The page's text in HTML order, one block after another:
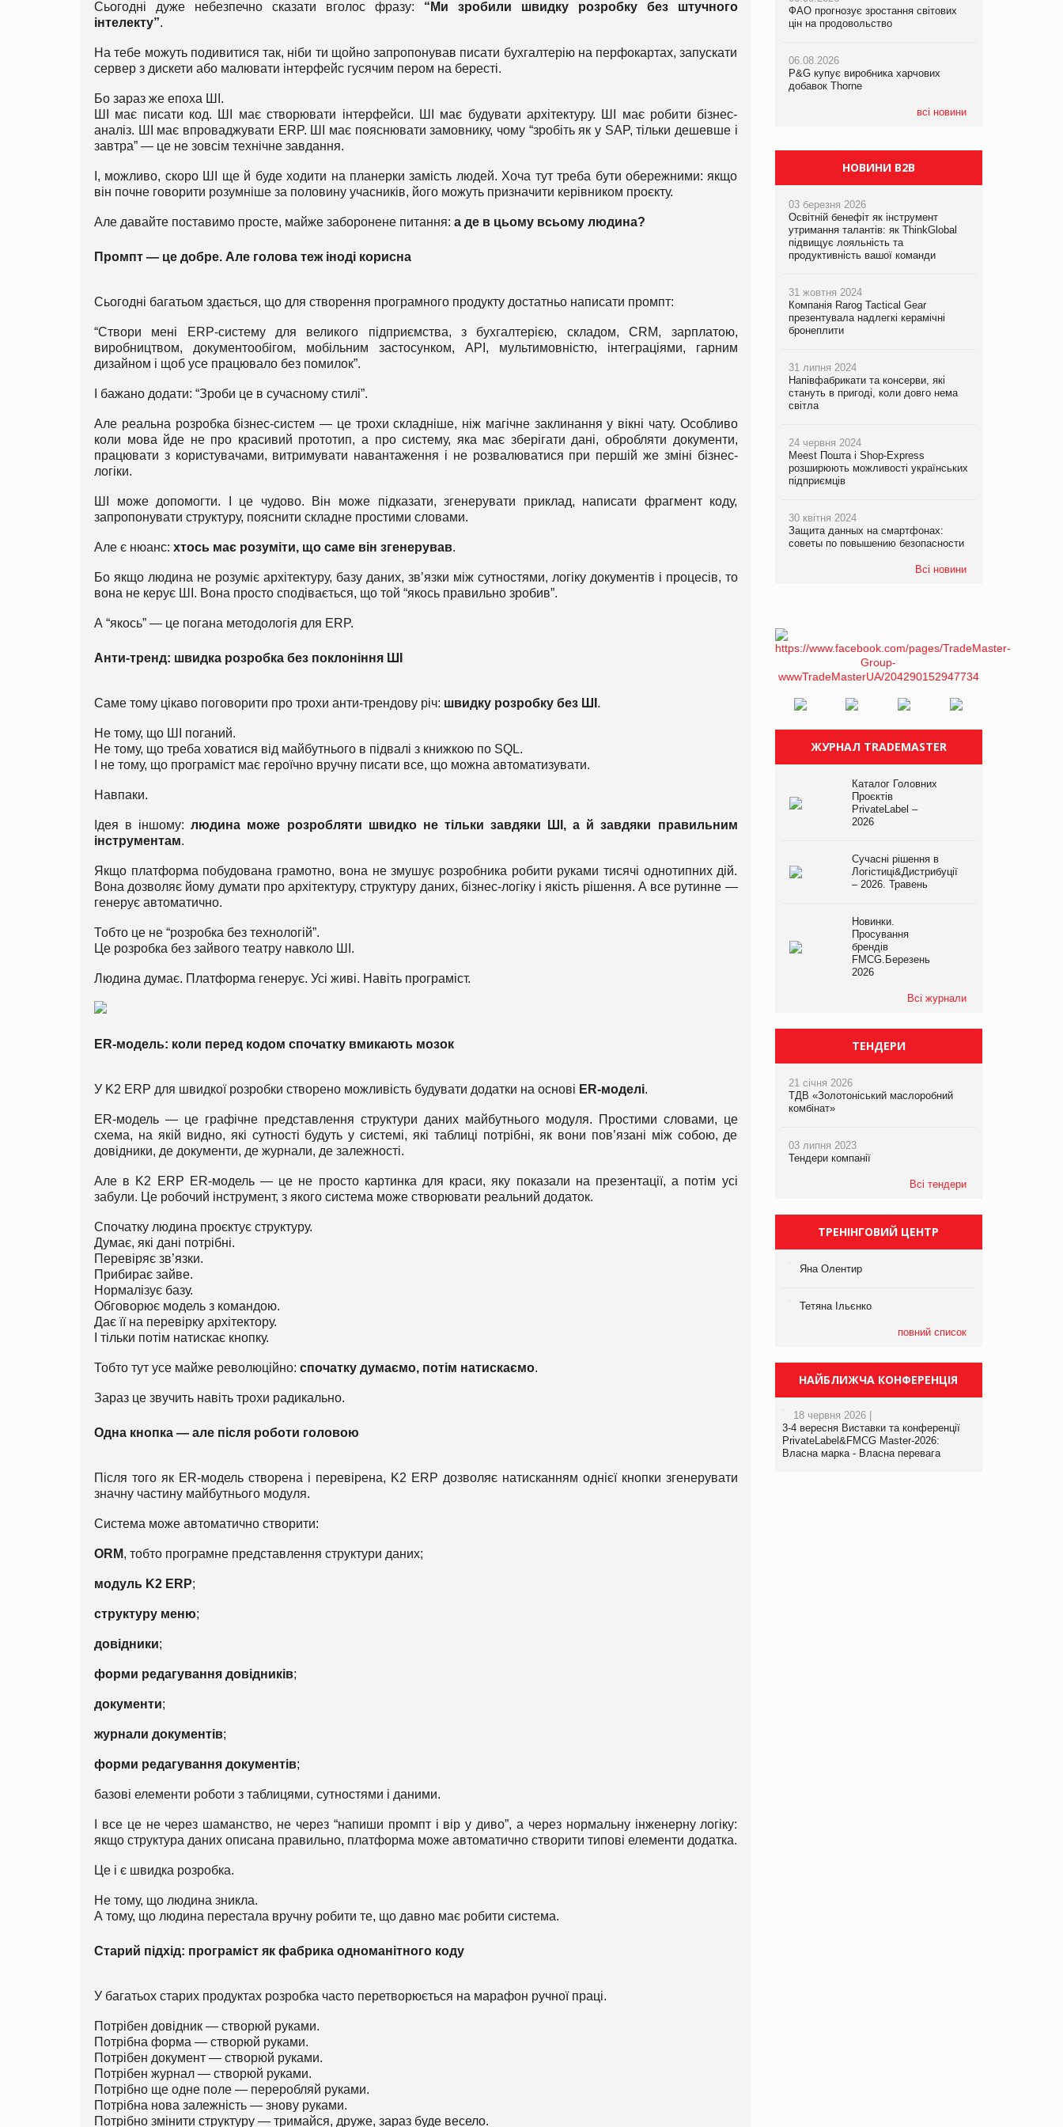
Сьогодні дуже небезпечно сказати вголос фразу: “Ми зробили швидку розробку без штучного
інтелекту”.
На тебе можуть подивитися так, ніби ти щойно запропонував писати бухгалтерію на перфокартах, запускати
сервер з дискети або малювати інтерфейс гусячим пером на бересті.
Бо зараз же епоха ШІ.
ШІ має писати код. ШІ має створювати інтерфейси. ШІ має будувати архітектуру. ШІ має робити бізнес-
аналіз. ШІ має впроваджувати ERP. ШІ має пояснювати замовнику, чому “зробіть як у SAP, тільки дешевше і
завтра” — це не зовсім технічне завдання.
І, можливо, скоро ШІ ще й буде ходити на планерки замість людей. Хоча тут треба бути обережними: якщо
він почне говорити розумніше за половину учасників, його можуть призначити керівником проєкту.
Але давайте поставимо просте, майже заборонене питання: а де в цьому всьому людина?
Промпт — це добре. Але голова теж іноді корисна
Сьогодні багатьом здається, що для створення програмного продукту достатньо написати промпт:
“Створи мені ERP-систему для великого підприємства, з бухгалтерією, складом, CRM, зарплатою,
виробництвом, документообігом, мобільним застосунком, API, мультимовністю, інтеграціями, гарним
дизайном і щоб усе працювало без помилок”.
І бажано додати: “Зроби це в сучасному стилі”.
Але реальна розробка бізнес-систем — це трохи складніше, ніж магічне заклинання у вікні чату. Особливо
коли мова йде не про красивий прототип, а про систему, яка має зберігати дані, обробляти документи,
працювати з користувачами, витримувати навантаження і не розвалюватися при першій же зміні бізнес-
логіки.
ШІ може допомогти. І це чудово. Він може підказати, згенерувати приклад, написати фрагмент коду,
запропонувати структуру, пояснити складне простими словами.
Але є нюанс: хтось має розуміти, що саме він згенерував.
Бо якщо людина не розуміє архітектуру, базу даних, зв’язки між сутностями, логіку документів і процесів, то
вона не керує ШІ. Вона просто сподівається, що той “якось правильно зробив”.
А “якось” — це погана методологія для ERP.
Анти-тренд: швидка розробка без поклоніння ШІ
Саме тому цікаво поговорити про трохи анти-трендову річ: швидку розробку без ШІ .
Не тому, що ШІ поганий.
Не тому, що треба ховатися від майбутнього в підвалі з книжкою по SQL.
І не тому, що програміст має героїчно вручну писати все, що можна автоматизувати.
Навпаки.
Ідея в іншому:людина може розробляти швидко не тільки завдяки ШІ, а й завдяки правильним
інструментам.
Якщо платформа побудована грамотно, вона не змушує розробника робити руками тисячі однотипних дій.
Вона дозволяє йому думати про архітектуру, структуру даних, бізнес-логіку і якість рішення. А все рутинне —
генерує автоматично.
Тобто це не “розробка без технологій”.
Це розробка без зайвого театру навколо ШІ.
Людина думає. Платформа генерує. Усі живі. Навіть програміст.
ER-модель: коли перед кодом спочатку вмикають мозок
У K2 ERP для швидкої розробки створено можливість будувати додатки на основі ER-моделі.
ER-модель — це графічне представлення структури даних майбутнього модуля. Простими словами, це
схема, на якій видно, які сутності будуть у системі, які таблиці потрібні, як вони пов’язані між собою, де
довідники, де документи, де журнали, де залежності.
Але в K2 ERP ER-модель — це не просто картинка для краси, яку показали на презентації, а потім усі
забули. Це робочий інструмент, з якого система може створювати реальний додаток.
Спочатку людина проєктує структуру.
Думає, які дані потрібні.
Перевіряє зв’язки.
Прибирає зайве.
Нормалізує базу.
Обговорює модель з командою.
Дає її на перевірку архітектору.
І тільки потім натискає кнопку.
Тобто тут усе майже революційно: спочатку думаємо, потім натискаємо.
Зараз це звучить навіть трохи радикально.
Одна кнопка — але після роботи головою
Після того як ER-модель створена і перевірена, K2 ERP дозволяє натисканням однієї кнопки згенерувати
значну частину майбутнього модуля.
Система може автоматично створити:
ORM, тобто програмне представлення структури даних;
модуль K2 ERP;
структуру меню;
довідники;
форми редагування довідників;
документи;
журнали документів;
форми редагування документів;
базові елементи роботи з таблицями, сутностями і даними.
І все це не через шаманство, не через “напиши промпт і вір у диво”, а через нормальну інженерну логіку:
якщо структура даних описана правильно, платформа може автоматично створити типові елементи додатка.
Це і є швидка розробка.
Не тому, що людина зникла.
А тому, що людина перестала вручну робити те, що давно має робити система.
Старий підхід: програміст як фабрика одноманітного коду
У багатьох старих продуктах розробка часто перетворюється на марафон ручної праці.
Потрібен довідник — створюй руками.
Потрібна форма — створюй руками.
Потрібен документ — створюй руками.
Потрібен журнал — створюй руками.
Потрібно ще одне поле — переробляй руками.
Потрібна нова залежність — знову руками.
Потрібно змінити структуру — тримайся, друже, зараз буде весело.
ФАО прогнозує зростання світових
цін на продовольство
06.08.2026
P&G купує виробника харчових
добавок Thorne
всі новини
у VARUS з’явилися новинки від ТМ
ТОКЕРИ
PrivateLabel&FMCG Master 2026
ФАО прогнозує зростання світових
цін на продовольство
06.08.2026
P&G купує виробника харчових
добавок Thorne
НОВИНИ B2B
03 березня 2026
Освітній бенефіт як інструмент
утримання талантів: як ThinkGlobal
підвищує лояльність та
продуктивність вашої команди
31 жовтня 2024
Компанія Rarog Tactical Gear
презентувала надлегкі керамічні
бронеплити
31 липня 2024
Напівфабрикати та консерви, які
стануть в пригоді, коли довго нема
світла
24 червня 2024
Meest Пошта і Shop-Express
розширюють можливості українських
підприємців
30 квітня 2024
Защита данных на смартфонах:
советы по повышению безопасности
Всі новини
ЖУРНАЛ TRADEMASTER
Каталог Головних
Проєктів
PrivateLabel –
2026
Сучасні рішення в
Логістиці&Дистрибуції
– 2026. Травень
Новинки.
Просування
брендів
FMCG.Березень
2026
Всі журнали
ТЕНДЕРИ
21 січня 2026
ТДВ «Золотоніський маслоробний
комбінат»
03 липня 2023
Тендери компанії
Всі тендери
ТРЕНІНГОВИЙ ЦЕНТР
Яна Олентир
Тетяна Ільєнко
повний список
НАЙБЛИЖЧА КОНФЕРЕНЦІЯ
18 червня 2026 |
3-4 вересня Виставки та конференції
PrivateLabel&FMCG Master-2026:
Власна марка - Власна перевага